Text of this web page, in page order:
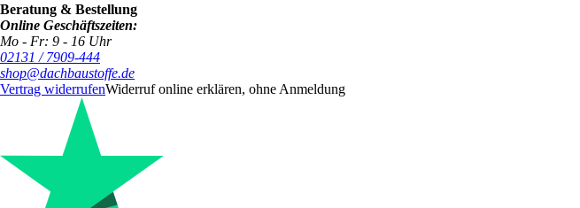
Beratung & Bestellung
Online Geschäftszeiten:
Mo - Fr: 9 - 16 Uhr
02131 / 7909-444
shop@dachbaustoffe.de
Vertrag widerrufenWiderruf online erklären, ohne Anmeldung